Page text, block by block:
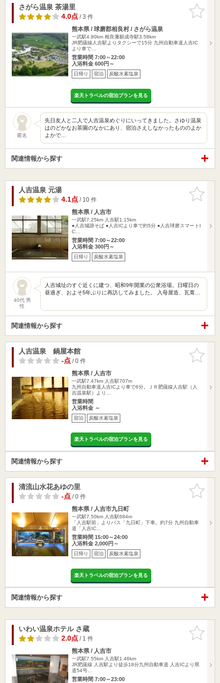
お気に入
りに追加
さがら温泉 茶湯里
4.0点/ 3 件
熊本県 / 球磨郡相良村 / さがら温泉
一武駅4.80km 相良藩願成寺駅3.58km
JR肥薩線人吉駅よりタクシーで15分 九州自動車道人吉IC
より車で…
営業時間 7:00～22:00
入浴料金 600円～
日帰り 宿泊 炭酸水素塩泉
楽天トラベルの宿泊プランを見る
匿名
先日友人と二人で人吉温泉めぐりにいってきました。さゆり温泉
はのどかなお茶園のなかにあり、宿泊さえしなかったもののよか
よかで…
関連情報から探す
お気に入
りに追加
人吉温泉 元湯
4.1点/ 10 件
熊本県 / 人吉市
一武駅7.25km 人吉駅1.15km
●人吉城跡そば ●人吉ICより車で約5分 ●人吉球磨スマートI
C…
営業時間 7:00～22:00
入浴料金 300円～
日帰り 炭酸水素塩泉
40代 男
性
人吉城址のすぐ近くに建つ、昭和9年開業の公衆浴場。日曜日の
昼過ぎ、およそ5年ぶりに再訪してみました。 入母屋造、瓦葺…
関連情報から探す
お気に入
りに追加
人吉温泉 鍋屋本館
-点/ 0 件
熊本県 / 人吉市
一武駅7.47km 人吉駅707m
九州自動車道人吉ICより車で6分。ＪＲ肥薩線人吉駅（人
吉温泉駅）より…
営業時間
入浴料金 ～
宿泊 炭酸水素塩泉
楽天トラベルの宿泊プランを見る
関連情報から探す
お気に入
りに追加
清流山水花あゆの里
-点/ 0 件
熊本県 / 人吉市九日町
一武駅7.50km 人吉駅684m
「人吉駅前」よりバス「九日町」下車。約7分 九州自動車
道「人吉IC…
営業時間 15:00～24:00
入浴料金 2,000円～
日帰り 宿泊 炭酸水素塩泉
楽天トラベルの宿泊プランを見る
関連情報から探す
お気に入
りに追加
いわい温泉ホテル さ蔵
2.0点/ 1 件
熊本県 / 人吉市
一武駅7.55km 人吉駅1.46km
JR肥薩線 人吉駅より徒歩18分九州自動車道 人吉ICより県
道54号…
営業時間 7:00～23:00